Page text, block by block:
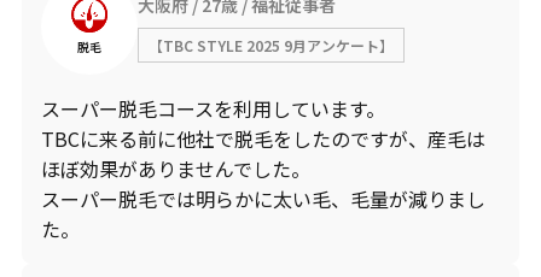
脱毛 【TBC STYLE 2025 9月アンケート】
スーパー脱毛コースを利用しています。
TBCに来る前に他社で脱毛をしたのですが、産毛は
ほぼ効果がありませんでした。
スーパー脱毛では明らかに太い毛、毛量が減りまし
た。